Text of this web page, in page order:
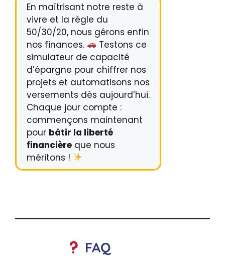
En maîtrisant notre reste à
vivre et la règle du
50/30/20, nous gérons enfin
nos finances.
Testons ce
simulateur de capacité
d’épargne pour chiffrer nos
projets et automatisons nos
versements dès aujourd’hui.
Chaque jour compte :
commençons maintenant
pour bâtir la liberté
financière que nous
méritons !
FAQ